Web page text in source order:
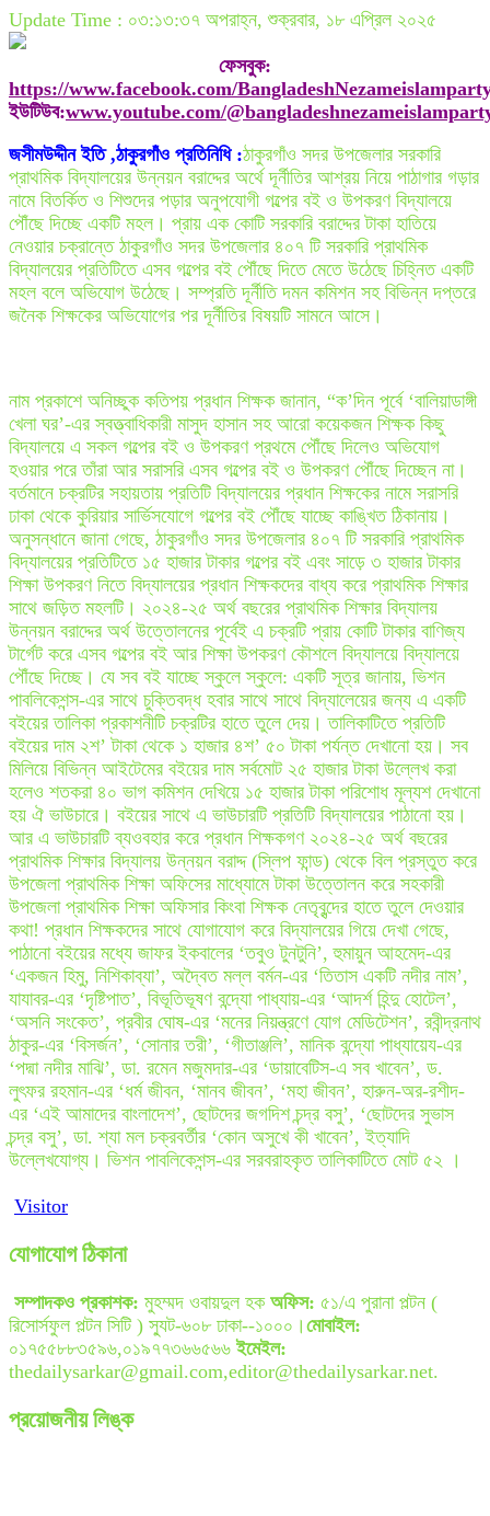
Update Time : ০৩:১৩:৩৭ অপরাহ্ন, শুক্রবার, ১৮ এপ্রিল ২০২৫
ফেসবুক:
https://www.facebook.com/
ইউটিউব:www.youtube.com/
জসীমউদ্দীন ইতি ,ঠাকুরগাঁও প্রতিনিধি :ঠাকুরগাঁও সদর উপজেলার সরকারি
প্রাথমিক বিদ্যালয়ের উন্নয়ন বরাদ্দের অর্থে দূর্নীতির আশ্রয় নিয়ে পাঠাগার গড়ার
নামে বিতর্কিত ও শিশুদের পড়ার অনুপযোগী গল্পের বই ও উপকরণ বিদ্যালয়ে
পৌঁছে দিচ্ছে একটি মহল। প্রায় এক কোটি সরকারি বরাদ্দের টাকা হাতিয়ে
নেওয়ার চক্রান্তে ঠাকুরগাঁও সদর উপজেলার ৪০৭ টি সরকারি প্রাথমিক
বিদ্যালয়ের প্রতিটিতে এসব গল্পের বই পৌঁছে দিতে মেতে উঠেছে চিহ্নিত একটি
মহল বলে অভিযোগ উঠেছে। সম্প্রতি দূর্নীতি দমন কমিশন সহ বিভিন্ন দপ্তরে
জনৈক শিক্ষকের অভিযোগের পর দূর্নীতির বিষয়টি সামনে আসে।
নাম প্রকাশে অনিচ্ছুক কতিপয় প্রধান শিক্ষক জানান, “ক’দিন পূর্বে ‘বালিয়াডাঙ্গী
খেলা ঘর’-এর স্বত্ত্বাধিকারী মাসুদ হাসান সহ আরো কয়েকজন শিক্ষক কিছু
বিদ্যালয়ে এ সকল গল্পের বই ও উপকরণ প্রথমে পৌঁছে দিলেও অভিযোগ
হওয়ার পরে তাঁরা আর সরাসরি এসব গল্পের বই ও উপকরণ পৌঁছে দিচ্ছেন না।
বর্তমানে চক্রটির সহায়তায় প্রতিটি বিদ্যালয়ের প্রধান শিক্ষকের নামে সরাসরি
ঢাকা থেকে কুরিয়ার সার্ভিসযোগে গল্পের বই পৌঁছে যাচ্ছে কাঙ্খিত ঠিকানায়।
অনুসন্ধানে জানা গেছে, ঠাকুরগাঁও সদর উপজেলার ৪০৭ টি সরকারি প্রাথমিক
বিদ্যালয়ের প্রতিটিতে ১৫ হাজার টাকার গল্পের বই এবং সাড়ে ৩ হাজার টাকার
শিক্ষা উপকরণ নিতে বিদ্যালয়ের প্রধান শিক্ষকদের বাধ্য করে প্রাথমিক শিক্ষার
সাথে জড়িত মহলটি। ২০২৪-২৫ অর্থ বছরের প্রাথমিক শিক্ষার বিদ্যালয়
উন্নয়ন বরাদ্দের অর্থ উত্তোলনের পূর্বেই এ চক্রটি প্রায় কোটি টাকার বাণিজ্য
টার্গেট করে এসব গল্পের বই আর শিক্ষা উপকরণ কৌশলে বিদ্যালয়ে বিদ্যালয়ে
পৌঁছে দিচ্ছে। যে সব বই যাচ্ছে স্কুলে স্কুলে: একটি সূত্র জানায়, ভিশন
পাবলিকেশন্স-এর সাথে চুক্তিবদ্ধ হবার সাথে সাথে বিদ্যালেয়ের জন্য এ একটি
বইয়ের তালিকা প্রকাশনীটি চক্রটির হাতে তুলে দেয়। তালিকাটিতে প্রতিটি
বইয়ের দাম ২শ’ টাকা থেকে ১ হাজার ৪শ’ ৫০ টাকা পর্যন্ত দেখানো হয়। সব
মিলিয়ে বিভিন্ন আইটেমের বইয়ের দাম সর্বমোট ২৫ হাজার টাকা উল্লেখ করা
হলেও শতকরা ৪০ ভাগ কমিশন দেখিয়ে ১৫ হাজার টাকা পরিশোধ মূল্যশ দেখানো
হয় ঐ ভাউচারে। বইয়ের সাথে এ ভাউচারটি প্রতিটি বিদ্যালয়ের পাঠানো হয়।
আর এ ভাউচারটি ব্যওবহার করে প্রধান শিক্ষকগণ ২০২৪-২৫ অর্থ বছরের
প্রাথমিক শিক্ষার বিদ্যালয় উন্নয়ন বরাদ্দ (স্লিপ ফান্ড) থেকে বিল প্রস্তুত করে
উপজেলা প্রাথমিক শিক্ষা অফিসের মাধ্যোমে টাকা উত্তোলন করে সহকারী
উপজেলা প্রাথমিক শিক্ষা অফিসার কিংবা শিক্ষক নেতৃবৃন্দের হাতে তুলে দেওয়ার
কথা! প্রধান শিক্ষকদের সাথে যোগাযোগ করে বিদ্যালয়ের গিয়ে দেখা গেছে,
পাঠানো বইয়ের মধ্যে জাফর ইকবালের ‘তবুও টুনটুনি’, হুমায়ুন আহমেদ-এর
‘একজন হিমু, নিশিকাব্যা’, অদ্বৈত মল্ল বর্মন-এর ‘তিতাস একটি নদীর নাম’,
যাযাবর-এর ‘দৃষ্টিপাত’, বিভূতিভূষণ বন্দ্যো পাধ্যায়-এর ‘আদর্শ হিন্দু হোটেল’,
‘অসনি সংকেত’, প্রবীর ঘোষ-এর ‘মনের নিয়ন্ত্রণে যোগ মেডিটেশন’, রবীন্দ্রনাথ
ঠাকুর-এর ‘বিসর্জন’, ‘সোনার তরী’, ‘গীতাঞ্জলি’, মানিক বন্দ্যো পাধ্যায়েয-এর
‘পদ্মা নদীর মাঝি’, ডা. রমেন মজুমদার-এর ‘ডায়াবেটিস-এ সব খাবেন’, ড.
লুৎফর রহমান-এর ‘ধর্ম জীবন, ‘মানব জীবন’, ‘মহা জীবন’, হারুন-অর-রশীদ-
এর ‘এই আমাদের বাংলাদেশ’, ছোটদের জগদিশ চন্দ্র বসু’, ‘ছোটদের সুভাস
চন্দ্র বসু’, ডা. শ্যা মল চক্রবর্তীর ‘কোন অসুখে কী খাবেন’, ইত্যাদি
উল্লেখযোগ্য। ভিশন পাবলিকেশন্স-এর সরবরাহকৃত তালিকাটিতে মোট ৫২ ।
Visitor
যোগাযোগ ঠিকানা
সম্পাদকও প্রকাশক: মুহম্মদ ওবায়দুল হক অফিস: ৫১/এ পুরানা পল্টন (
রিসোর্সফুল পল্টন সিটি ) স্যুট-৬০৮ ঢাকা--১০০০। মোবাইল:
০১৭৫৫৮৮৩৫৯৬,০১৯৭৭৩৬৬৫৬৬ইমেইল:
thedailysarkar@gmail.com,editor@thedailysarkar.net.
প্রয়োজনীয় লিঙ্ক